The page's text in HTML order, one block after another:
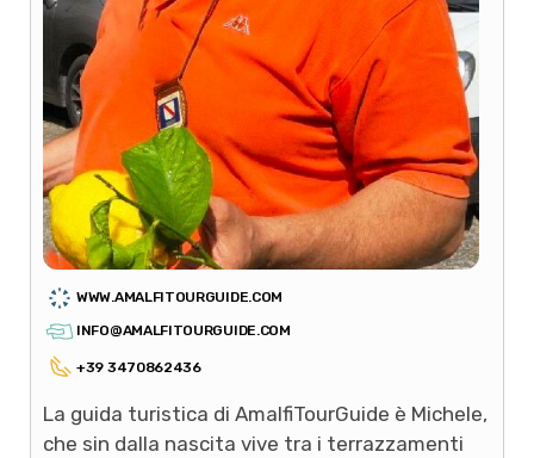
WWW.AMALFITOURGUIDE.COM
INFO@AMALFITOURGUIDE.COM
+39 3470862436
La guida turistica di AmalfiTourGuide è Michele,
che sin dalla nascita vive tra i terrazzamenti